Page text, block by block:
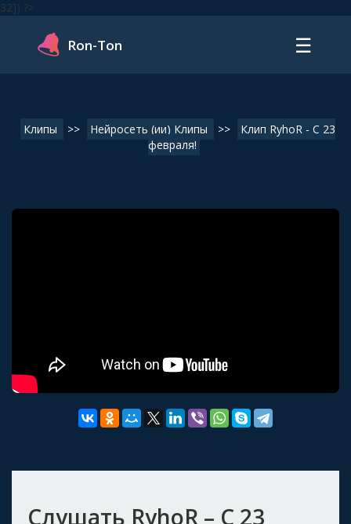
32]) ?>
Ron-Ton ☰
Клипы >> Нейросеть (ии) Клипы >>
Клип RyhoR - С 23
февраля!
Слушать RyhoR – С 23